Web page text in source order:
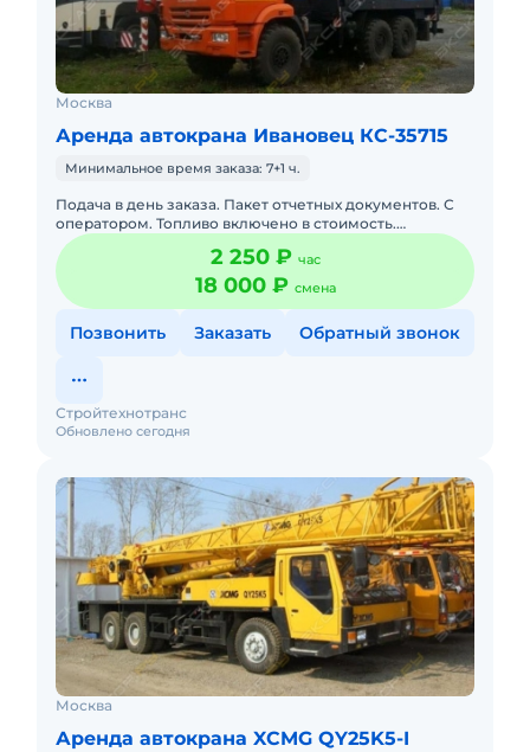
Москва
Аренда автокрана Ивановец КС-35715
Минимальное время заказа: 7+1 ч.
Подача в день заказа. Пакет отчетных документов. С
оператором. Топливо включено в стоимость.
Долгосрочная аренда. Краткосрочная аренда. Техника
с малой наработк
2 250 ₽ час
18 000 ₽ смена
Позвонить Заказать Обратный звонок
Обновлено сегодня
Стройтехнотранс
Москва
Аренда автокрана XCMG QY25K5-I